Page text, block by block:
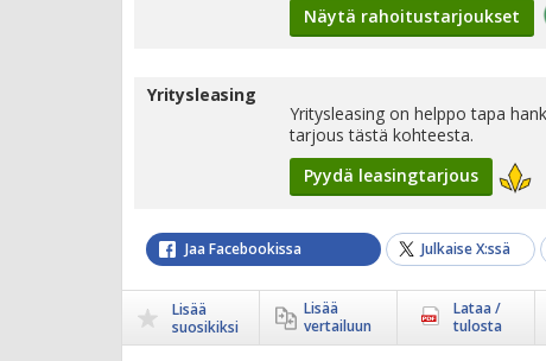
Näytä rahoitustarjoukset
Yritysleasing
Yritysleasing on helppo tapa
tarjous tästä kohteesta.
Pyydä leasingtarjous
Jaa Facebookissa Julkaise X:ssä
Lisää
suosikiksi
Lisää
vertailuun
Lataa /
tulosta